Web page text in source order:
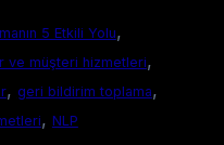
5 Etkili Yolu,
ve müşteri hizmetleri,
, geri bildirim toplama,
, NLP